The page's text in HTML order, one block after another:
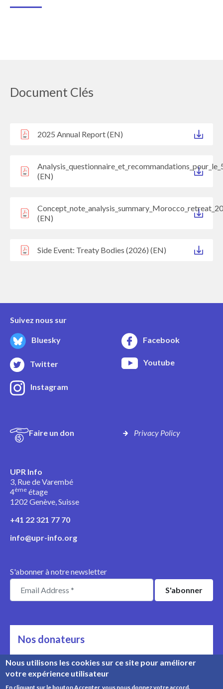
Document Clés
2025 Annual Report (EN)
(EN)
(EN)
Side Event: Treaty Bodies (2026) (EN)
Suivez nous sur
Bluesky Facebook
Twitter Youtube
Instagram
Faire un don Privacy Policy
UPR Info
3, Rue de Varembé
4ème étage
1202 Genève, Suisse
+41 22 321 77 70
info@upr-info.org
S'abonner à notre newsletter
Nos donateurs
Ils nous soutiennent
Rencontrez nos donateurs
Nous utilisons les cookies sur ce site pour améliorer
votre expérience utilisateur
En cliquant sur le bouton Accepter, vous nous donnez votre accord.